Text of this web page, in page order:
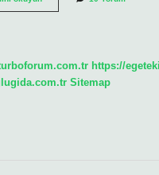
https://
Sitemap